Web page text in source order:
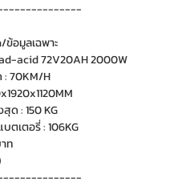
อมูลเฉพาะ
acid 72V20AH 2000W
: 70KM/H
ด : 150 KG
ตเตอรี่ : 106KG
ท